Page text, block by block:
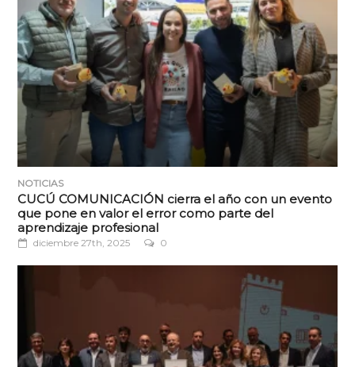
NOTICIAS
CUCÚ COMUNICACIÓN cierra el año con un evento
que pone en valor el error como parte del
aprendizaje profesional
diciembre 27th, 2025 0